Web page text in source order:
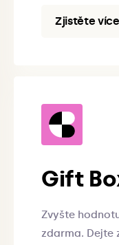
Zjistěte více
Gift
Zvyšte
zdarma. Dejte